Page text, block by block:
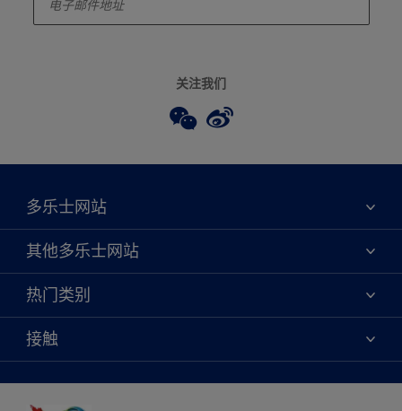
关注我们
多乐士网站
关于我们
联系我们
查找店铺
网站地图
绿色工厂
其他多乐士网站
焕新服务
多乐士专业
天猫官方旗舰店
热门类别
颜色
产品
创意灵感
接触
颜色准确性